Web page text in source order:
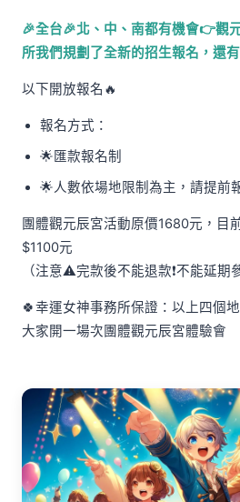
🎉全台🎉北、中、南都有機會👉觀
所我們規劃了全新的招生報名，還有
以下開放報名🔥
報名方式：
🌟匯款報名制
🌟人數依場地限制為主，請提前
團體觀元辰宮活動原價1680元，目
$1100元
（注意⚠️完款後不能退款❗️不能延期參
🍀幸運女神事務所保證：以上四個
大家開一場次團體觀元辰宮體驗會